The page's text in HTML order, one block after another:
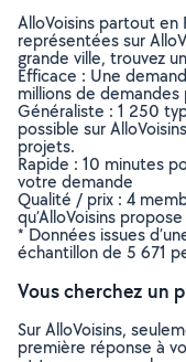
AlloVoisins partout
représentées sur
grande ville, trouvez
Efficace : Une
millions de
Généraliste : 1 250
possible sur
projets.
Rapide : 10 minutes
votre demande
Qualité / prix : 4
qu’AlloVoisins
* Données issues
échantillon de 5 671
Vous cherchez un
Sur AlloVoisins,
première réponse à